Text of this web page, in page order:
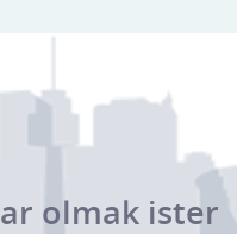
olmak ister